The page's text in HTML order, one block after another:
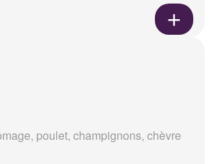
poulet, champignons, chèvre